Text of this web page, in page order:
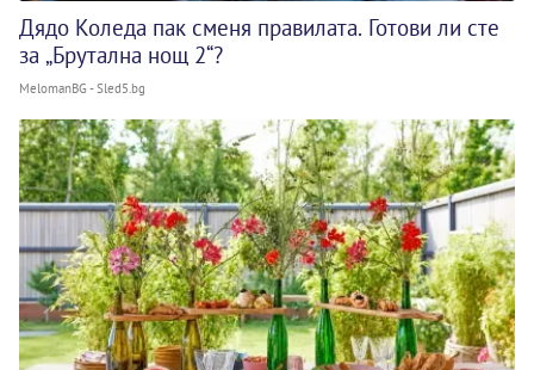
Дядо Коледа пак сменя правилата. Готови ли сте
за „Брутална нощ 2“?
MelomanBG - Sled5.bg